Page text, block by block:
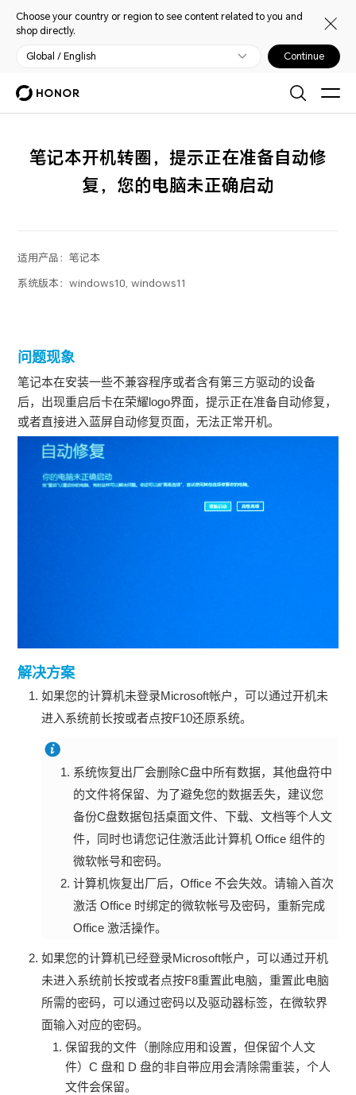
Choose your country or region to see content related to you and
shop directly.
Global / English Continue
笔记本开机转圈，提示正在准备自动修
复，您的电脑未正确启动
适用产品：笔记本
系统版本：windows10, windows11
问题现象
笔记本在安装一些不兼容程序或者含有第三方驱动的设备
后，出现重启后卡在荣耀logo界面，提示正在准备自动修复，
或者直接进入蓝屏自动修复页面，无法正常开机。
解决方案
如果您的计算机未登录Microsoft帐户，可以通过开机未
进入系统前长按或者点按F10还原系统。
系统恢复出厂会删除C盘中所有数据，其他盘符中
的文件将保留、为了避免您的数据丢失，建议您
备份C盘数据包括桌面文件、下载、文档等个人文
件，同时也请您记住激活此计算机 Office 组件的
微软帐号和密码。
计算机恢复出厂后，Office 不会失效。请输入首次
激活 Office 时绑定的微软帐号及密码，重新完成
Office 激活操作。
如果您的计算机已经登录Microsoft帐户，可以通过开机
未进入系统前长按或者点按F8重置此电脑，重置此电脑
所需的密码，可以通过密码以及驱动器标签，在微软界
面输入对应的密码。
保留我的文件（删除应用和设置，但保留个人文
件）C 盘和 D 盘的非自带应用会清除需重装，个人
文件会保留。